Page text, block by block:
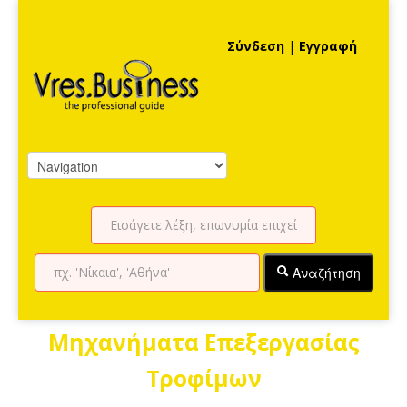
Σύνδεση | Εγγραφή
Αναζήτηση
Μηχανήματα Επεξεργασίας
Τροφίμων